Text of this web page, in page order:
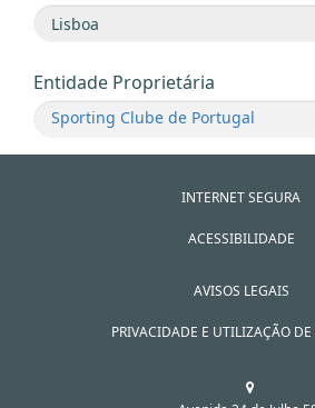
Entidade Proprietária
Sporting Clube de Portugal
INTERNET SEGURA
ACESSIBILIDADE
AVISOS LEGAIS
PRIVACIDADE E UTILIZAÇÃO DE